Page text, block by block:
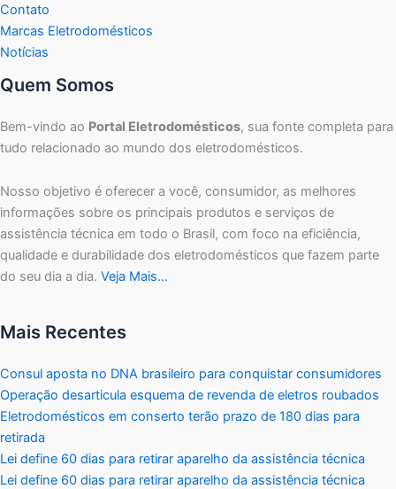
Contato
Marcas Eletrodomésticos
Notícias
Quem Somos
Bem-vindo ao Portal Eletrodomésticos, sua fonte completa para
tudo relacionado ao mundo dos eletrodomésticos.
Nosso objetivo é oferecer a você, consumidor, as melhores
informações sobre os principais produtos e serviços de
assistência técnica em todo o Brasil, com foco na eficiência,
qualidade e durabilidade dos eletrodomésticos que fazem parte
do seu dia a dia. Veja Mais…
Mais Recentes
Consul aposta no DNA brasileiro para conquistar consumidores
Operação desarticula esquema de revenda de eletros roubados
Eletrodomésticos em conserto terão prazo de 180 dias para
retirada
Lei define 60 dias para retirar aparelho da assistência técnica
Lei define 60 dias para retirar aparelho da assistência técnica